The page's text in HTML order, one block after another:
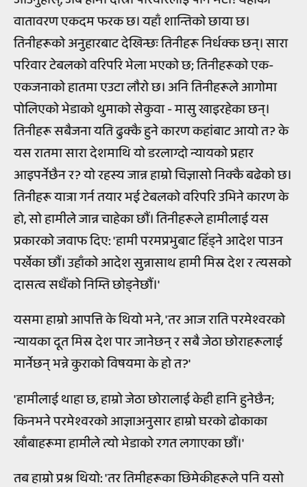
वातावरण एकदम फरक छ। यहाँ शान्तिको छाया छ।
तिनीहरूको अनुहारबाट देखिन्छः तिनीहरू निर्धक्क छन्। सारा
परिवार टेबलको वरिपरि भेला भएको छ; तिनीहरूको एक-
एकजनाको हातमा एउटा लौरो छ। अनि तिनीहरूले आगोमा
पोलिएको भेडाको थुमाको सेकुवा - मासु खाइरहेका छन्।
तिनीहरू सबैजना यति ढुक्कै हुने कारण कहांबाट आयो त? के
यस रातमा सारा देशमाथि यो डरलाग्दो न्यायको प्रहार
आइपर्नेछैन र? यो रहस्य जान्न हाम्रो चिज्ञासो निक्कै बढेको छ।
तिनीहरू यात्रा गर्न तयार भई टेबलको वरिपरि उभिने कारण के
हो, सो हामीले जान्न चाहेका छौं। तिनीहरूले हामीलाई यस
प्रकारको जवाफ दिए: 'हामी परमप्रभुबाट हिँड्ने आदेश पाउन
पर्खेका छौं। उहाँको आदेश सुन्नासाथ हामी मिस्र देश र त्यसको
दासत्व सधैंको निम्ति छोड्नेछौं।'
यसमा हाम्रो आपत्ति के थियो भने, 'तर आज राति परमेश्वरको
न्यायका दूत मिस्र देश पार जानेछन् र सबै जेठा छोराहरूलाई
मार्नेछन् भन्ने कुराको विषयमा के हो त?'
'हामीलाई थाहा छ, हाम्रो जेठा छोरालाई केही हानि हुनेछैन;
किनभने परमेश्वरको आज्ञाअनुसार हाम्रो घरको ढोकाका
खाँबाहरूमा हामीले त्यो भेडाको रगत लगाएका छौं।'
तब हाम्रो प्रश्न थियो: 'तर तिमीहरूका छिमेकीहरूले पनि यसो